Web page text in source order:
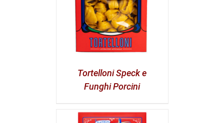
Tortelloni Speck e
Funghi Porcini